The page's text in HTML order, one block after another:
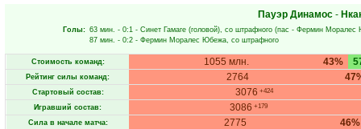
Пауэр Динамос -
Голы: 63 мин. - 0:1 - Синет Гамаге (головой), со штрафного (пас - Фермин Моралес
87 мин. - 0:2 - Фермин Моралес Юбежа, со штрафного
Стоимость команд: 43%
1055 млн.
Рейтинг силы команд: 2764
Стартовый состав: 3076 +424
Игравший состав: 3086 +179
Сила в начале матча: 46%
2775